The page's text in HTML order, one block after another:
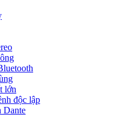
lớn
độc lập
Dante